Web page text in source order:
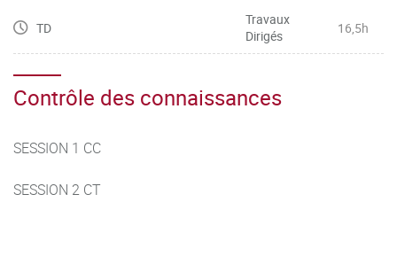
TD
Travaux
Dirigés
16,5h
Contrôle des connaissances
SESSION 1 CC
SESSION 2 CT